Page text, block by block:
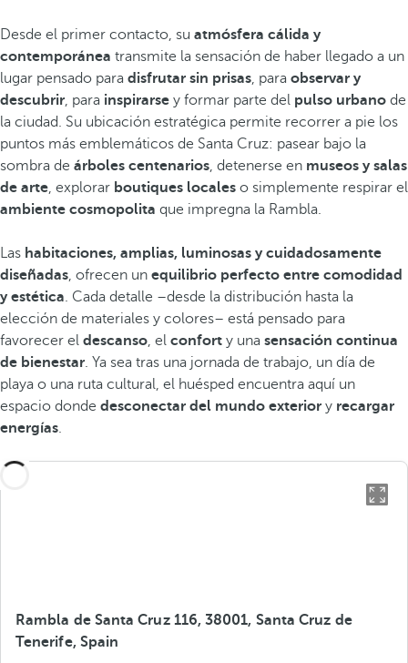
Desde el primer contacto, su atmósfera cálida y
contemporánea transmite la sensación de haber llegado a un
lugar pensado para disfrutar sin prisas, para observar y
descubrir, para inspirarse y formar parte del pulso urbano de
la ciudad. Su ubicación estratégica permite recorrer a pie los
puntos más emblemáticos de Santa Cruz: pasear bajo la
sombra de árboles centenarios, detenerse en museos y salas
de arte, explorar boutiques locales o simplemente respirar el
ambiente cosmopolita que impregna la Rambla.
Las habitaciones, amplias, luminosas y cuidadosamente
diseñadas, ofrecen un equilibrio perfecto entre comodidad
y estética. Cada detalle –desde la distribución hasta la
elección de materiales y colores– está pensado para
favorecer el descanso, el confort y una sensación continua
de bienestar. Ya sea tras una jornada de trabajo, un día de
playa o una ruta cultural, el huésped encuentra aquí un
espacio donde desconectar del mundo exterior y recargar
energías.
Rambla de Santa Cruz 116, 38001, Santa Cruz de
Tenerife, Spain